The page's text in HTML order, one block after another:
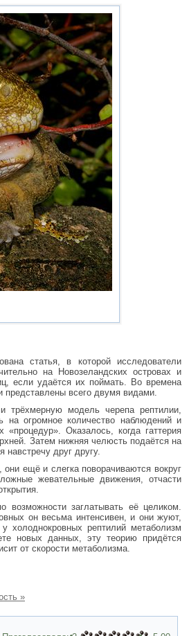
статья, в которой исследователи
на Новозеландских островах и
если удаётся их поймать. Во времена
представлены всего двумя видами.
трёхмерную модель черепа рептилии,
на огромное количество наблюдений и
Оказалось, когда гаттерия
Затем нижняя челюсть подаётся на
друг другу.
ещё и слегка поворачиваются вокруг
жевательные движения, отчасти
заглатывать её целиком.
он весьма интенсивен, и они жуют,
холоднокровных рептилий метаболизм
новых данных, эту теорию придётся
от скорости метаболизма.
»